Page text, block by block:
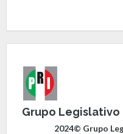
Grupo Legislativo
2024© Grupo